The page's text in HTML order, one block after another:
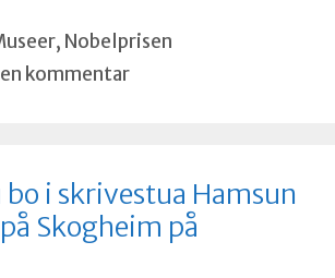
, Nobelprisen
kommentar
bo i skrivestua Hamsun
Skogheim på